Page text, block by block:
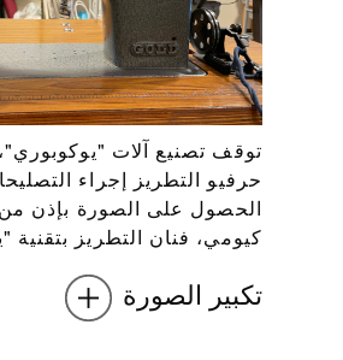
توقف تصنيع آلات
حرفيو التطريز إجراء
الحصول على الصورة بإذن
كيومي، فنان التطريز بتقنية
تكبير الصورة